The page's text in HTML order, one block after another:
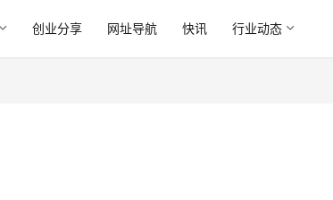
创业分享 网址导航 快讯 行业动态